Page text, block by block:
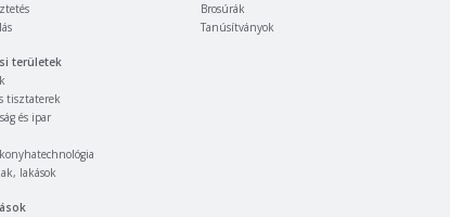
területek
tisztaterek
és ipar
lakások
Brosúrák
Tanúsítványok